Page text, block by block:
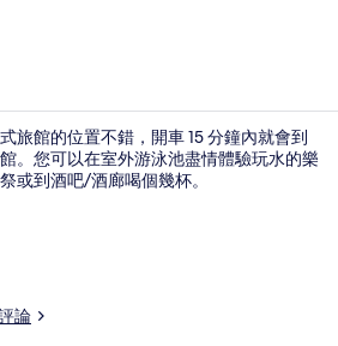
旅館的位置不錯，開車 15 分鐘內就會到
。您可以在室外游泳池盡情體驗玩水的樂
或到酒吧/酒廊喝個幾杯。
論